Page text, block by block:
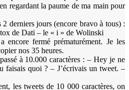
regardant la paume de ma main pour
derniers jours (encore bravo à tous) :
de Dati – le « i » de Wolinski
fermé prématurément. Je les
nos 35 heures.
à 10.000 caractères : – Hey je ne
faisais quoi ? – J’écrivais un tweet. –
les tweets de 10 000 caractères, on